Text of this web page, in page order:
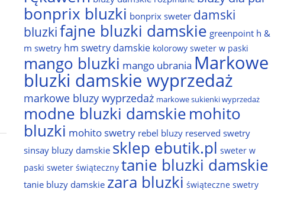
bonprix bluzki bonprix sweter damski
bluzkifajne bluzki damskie greenpoint h &
m swetry hm swetry damskie kolorowy sweter w paski
mango bluzki mango ubrania Markowe
bluzki damskie wyprzedaż
markowe bluzy wyprzedaż markowe sukienki wyprzedaż
modne bluzki damskiemohito
bluzki mohito swetry rebel bluzy reserved swetry
sinsay bluzy damskie sklep ebutik.pl sweter w
paski sweter świąteczny tanie bluzki damskie
tanie bluzy damskie zara bluzki świąteczne swetry